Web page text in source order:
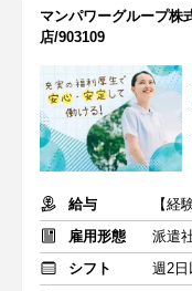
マンパワーグループ
店/903109
給与
雇用形態
派遣
シフト
週2日